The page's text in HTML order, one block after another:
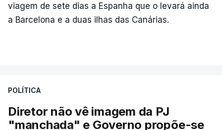
viagem de sete dias a Espanha que o levará ainda
a Barcelona e a duas ilhas das Canárias.
POLÍTICA
Diretor não vê imagem da PJ
"manchada" e Governo propõe-se